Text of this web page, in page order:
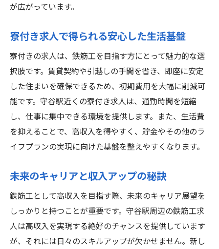
が広がっています。
寮付き求人で得られる安心した生活基盤
寮付きの求人は、鉄筋工を目指す方にとって魅力的な選
択肢です。賃貸契約や引越しの手間を省き、即座に安定
した住まいを確保できるため、初期費用を大幅に削減可
能です。守谷駅近くの寮付き求人は、通勤時間を短縮
し、仕事に集中できる環境を提供します。また、生活費
を抑えることで、高収入を得やすく、貯金やその他のラ
イフプランの実現に向けた基盤を整えやすくなります。
未来のキャリアと収入アップの秘訣
鉄筋工として高収入を目指す際、未来のキャリア展望を
しっかりと持つことが重要です。守谷駅周辺の鉄筋工求
人は高収入を実現する絶好のチャンスを提供しています
が、それには日々のスキルアップが欠かせません。新し